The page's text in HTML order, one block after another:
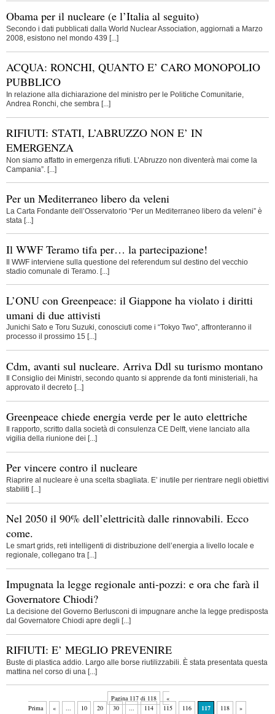
Obama per il nucleare (e l’Italia al seguito)
Secondo i dati pubblicati dalla World Nuclear Association, aggiornati a Marzo
2008, esistono nel mondo 439 [...]
ACQUA: RONCHI, QUANTO E’ CARO MONOPOLIO
PUBBLICO
In relazione alla dichiarazione del ministro per le Politiche Comunitarie,
Andrea Ronchi, che sembra [...]
RIFIUTI: STATI, L’ABRUZZO NON E’ IN
EMERGENZA
Non siamo affatto in emergenza rifiuti. L’Abruzzo non diventerà mai come la
Campania”. [...]
Per un Mediterraneo libero da veleni
La Carta Fondante dell’Osservatorio “Per un Mediterraneo libero da veleni” è
stata [...]
Il WWF Teramo tifa per… la partecipazione!
Il WWF interviene sulla questione del referendum sul destino del vecchio
stadio comunale di Teramo. [...]
L’ONU con Greenpeace: il Giappone ha violato i diritti
umani di due attivisti
Junichi Sato e Toru Suzuki, conosciuti come i “Tokyo Two”, affronteranno il
processo il prossimo 15 [...]
Cdm, avanti sul nucleare. Arriva Ddl su turismo montano
Il Consiglio dei Ministri, secondo quanto si apprende da fonti ministeriali, ha
approvato il decreto [...]
Greenpeace chiede energia verde per le auto elettriche
Il rapporto, scritto dalla società di consulenza CE Delft, viene lanciato alla
vigilia della riunione dei [...]
Per vincere contro il nucleare
Riaprire al nucleare è una scelta sbagliata. E’ inutile per rientrare negli obiettivi
stabiliti [...]
Nel 2050 il 90% dell’elettricità dalle rinnovabili. Ecco
come.
Le smart grids, reti intelligenti di distribuzione dell’energia a livello locale e
regionale, collegano tra [...]
Impugnata la legge regionale anti-pozzi: e ora che farà il
Governatore Chiodi?
La decisione del Governo Berlusconi di impugnare anche la legge predisposta
dal Governatore Chiodi apre degli [...]
RIFIUTI: E’ MEGLIO PREVENIRE
Buste di plastica addio. Largo alle borse riutilizzabili. È stata presentata questa
mattina nel corso di una [...]
Pagina 117 di 118
«
Prima
« ... 10 20 30 ... 114 115 116 117 118 »